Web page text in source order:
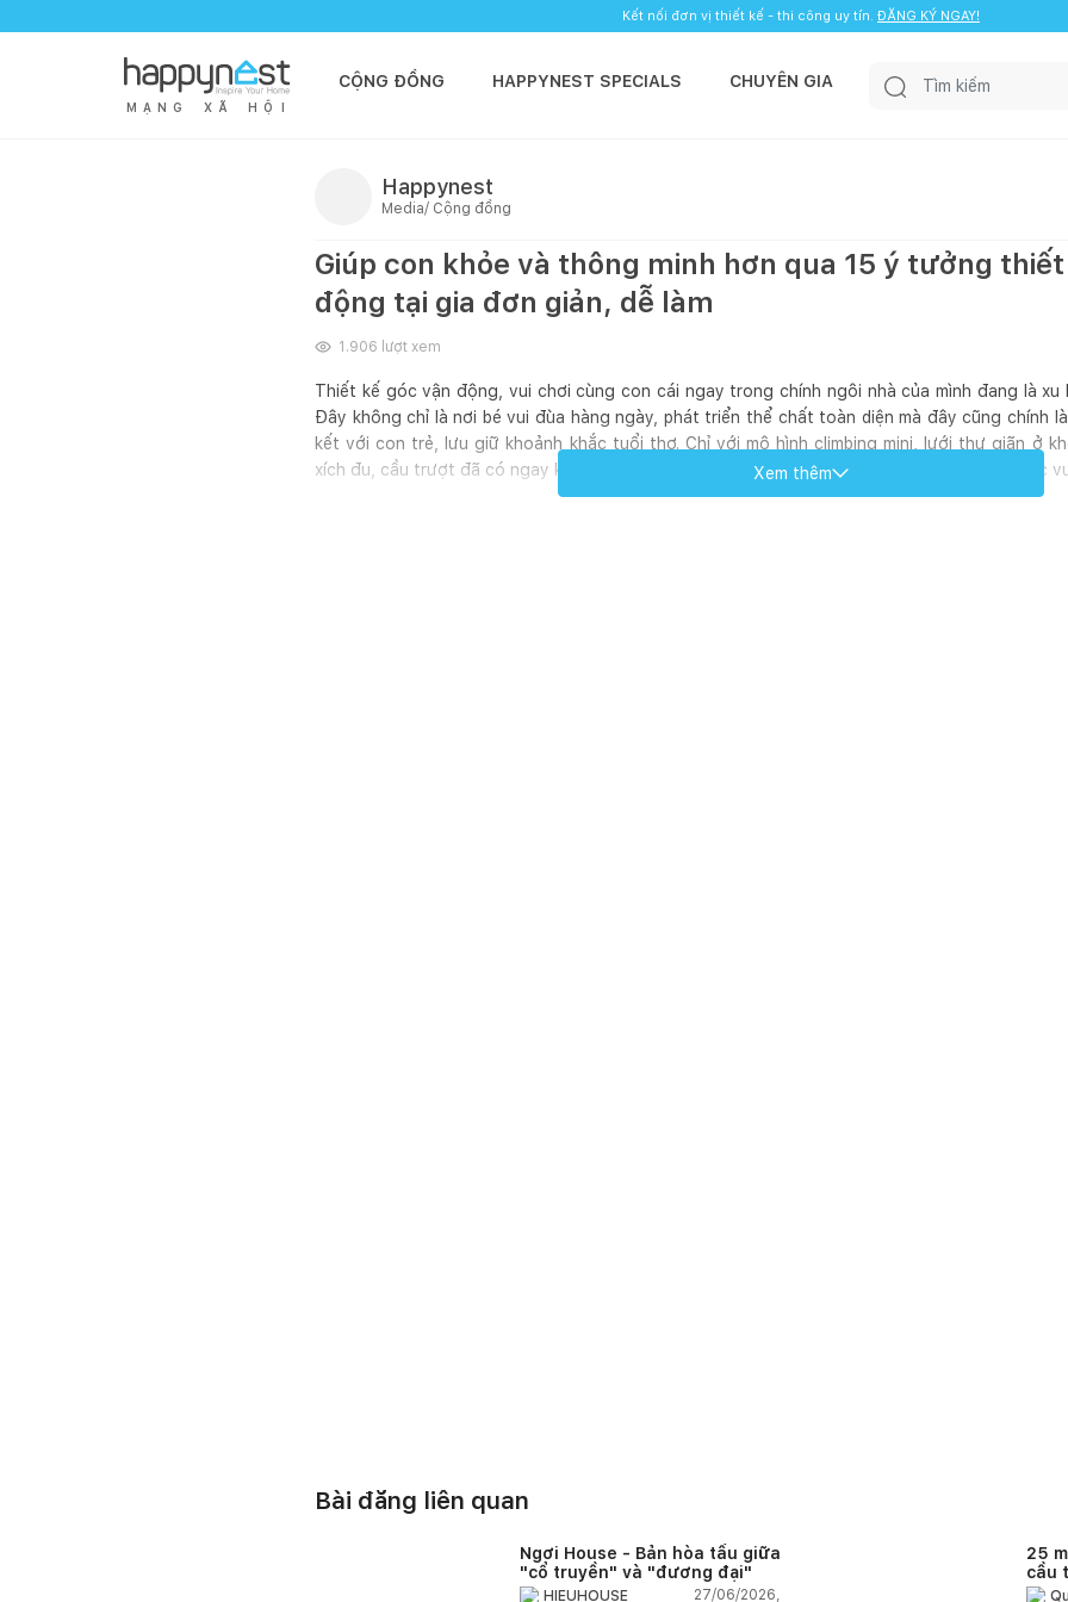
Kết nối đơn vị thiết kế - thi công uy tín. ĐĂNG KÝ NGAY!
M Ạ N G X Ã H Ộ I
CỘNG ĐỒNG HAPPYNEST SPECIALS CHUYÊN GIA
Happynest
Media/ Cộng đồng
Giúp con khỏe và thông minh hơn qua 15 ý tưởng
động tại gia đơn giản, dễ làm
1.906 lượt xem
Thiết kế góc vận động, vui chơi cùng con cái ngay trong chính ngôi nhà của mình đang là
Đây không chỉ là nơi bé vui đùa hàng ngày, phát triển thể chất toàn diện mà đây cũng chính
kết với con trẻ, lưu giữ khoảnh khắc tuổi thơ. Chỉ với mô hình climbing mini, lưới thư giãn ở
xích đu, cầu trượt đã có ngay không gian sinh hoạt chung đầy mơ ước, cho con trẻ thỏa sức
Xem thêm
Bài đăng liên quan
Ngơi House - Bản hòa tấu giữa
"cổ truyền" và "đương đại"
HIEUHOUSE
27/06/2026,
25
cầu
diện